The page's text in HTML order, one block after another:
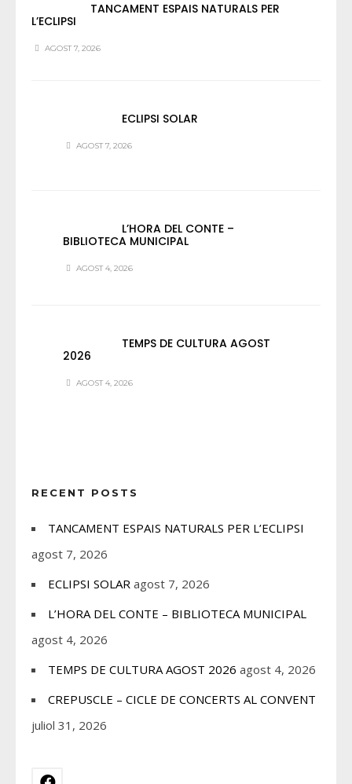
TANCAMENT ESPAIS NATURALS PER
L’ECLIPSI
AGOST 7, 2026
ECLIPSI SOLAR
AGOST 7, 2026
L’HORA DEL CONTE –
BIBLIOTECA MUNICIPAL
AGOST 4, 2026
TEMPS DE CULTURA AGOST
2026
AGOST 4, 2026
RECENT POSTS
TANCAMENT ESPAIS NATURALS PER L’ECLIPSI
agost 7, 2026
ECLIPSI SOLAR agost 7, 2026
L’HORA DEL CONTE – BIBLIOTECA MUNICIPAL
agost 4, 2026
TEMPS DE CULTURA AGOST 2026 agost 4, 2026
CREPUSCLE – CICLE DE CONCERTS AL CONVENT
juliol 31, 2026